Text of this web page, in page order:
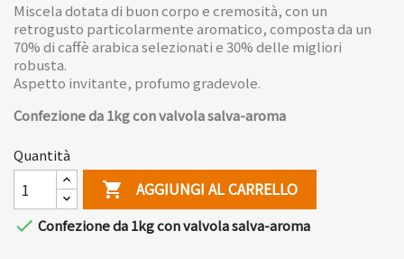
Miscela dotata di buon corpo e cremosità, con un
retrogusto particolarmente aromatico, composta da un
70% di caffè arabica selezionati e 30% delle migliori
robusta.
Aspetto invitante, profumo gradevole.
Confezione da 1kg con valvola salva-aroma
Quantità

AGGIUNGI AL CARRELLO
 Confezione da 1kg con valvola salva-aroma